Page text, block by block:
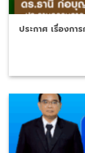
ประกาศ